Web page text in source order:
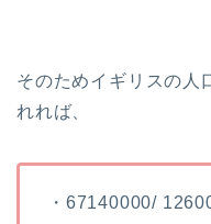
そのためイギリスの人
れれば、
・67140000/